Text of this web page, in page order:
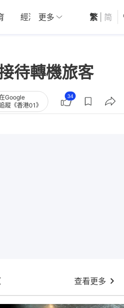
經濟 01深圳 觀點
更多 繁 简
待轉機旅客
Google
蹤《香港01》
34
查看更多